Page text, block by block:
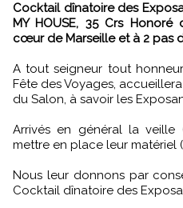
Cocktail dînatoire des Exposants le mardi 2 avril à 20 h au
MY HOUSE, 35 Crs Honoré
cœur de Marseille et à 2 pas
A tout seigneur tout
Fête des Voyages,
du Salon, à savoir les
Arrivés en général la veille
mettre en place leur matériel
Nous leur donnons par
Cocktail dînatoire des